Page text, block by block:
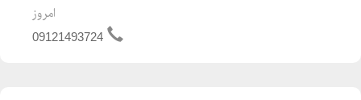
رزین، نوع کالا:دبه 12 لیتری ویژگی های
محصول: دارای درب پیچی،دسته سیمی
امروز
09121493724